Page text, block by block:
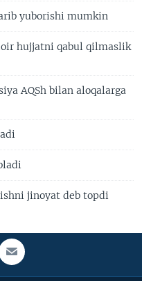
yuborishi mumkin
hujjatni qabul qilmaslik
AQSh bilan aloqalarga
jinoyat deb topdi